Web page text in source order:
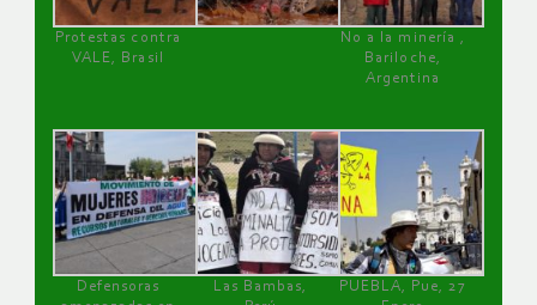
Protestas contra
VALE, Brasil
No a la minería ,
Bariloche,
Argentina
Defensoras
Las Bambas,
PUEBLA, Pue, 27